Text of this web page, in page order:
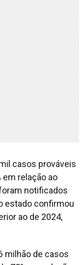
casos prováveis
em relação ao
notificados
estado confirmou
ao de 2024,
milhão de casos